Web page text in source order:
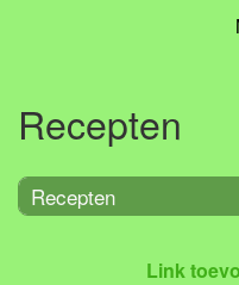
Recepten
Recepten
Link